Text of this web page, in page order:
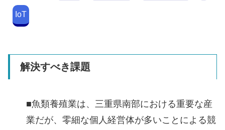
IoT
解決すべき課題
■魚類養殖業は、三重県南部における重要な産
業だが、零細な個人経営体が多いことによる競